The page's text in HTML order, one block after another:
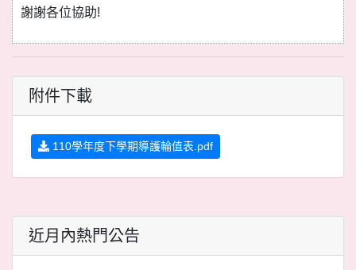
謝謝各位協助!
附件下載
110學年度下學期導護輪值表.pdf
近月內熱門公告